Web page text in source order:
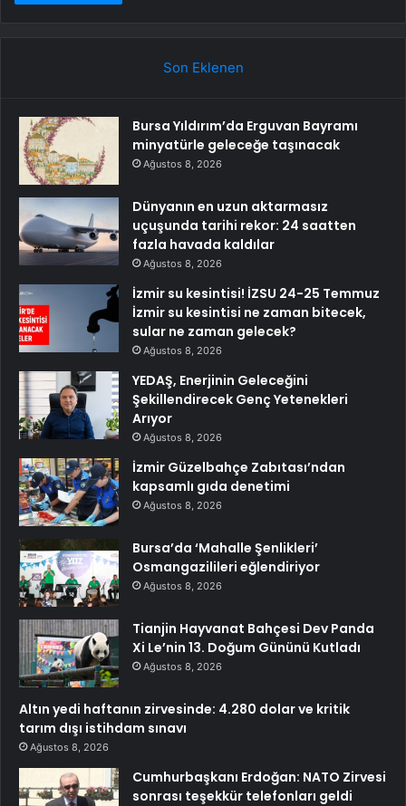
Son Eklenen
Bursa Yıldırım’da Erguvan Bayramı
minyatürle geleceğe taşınacak
Ağustos 8, 2026
Dünyanın en uzun aktarmasız
uçuşunda tarihi rekor: 24 saatten
fazla havada kaldılar
Ağustos 8, 2026
İzmir su kesintisi! İZSU 24-25 Temmuz
İzmir su kesintisi ne zaman bitecek,
sular ne zaman gelecek?
Ağustos 8, 2026
YEDAŞ, Enerjinin Geleceğini
Şekillendirecek Genç Yetenekleri
Arıyor
Ağustos 8, 2026
İzmir Güzelbahçe Zabıtası’ndan
kapsamlı gıda denetimi
Ağustos 8, 2026
Bursa’da ‘Mahalle Şenlikleri’
Osmangazilileri eğlendiriyor
Ağustos 8, 2026
Tianjin Hayvanat Bahçesi Dev Panda
Xi Le’nin 13. Doğum Gününü Kutladı
Ağustos 8, 2026
Altın yedi haftanın zirvesinde: 4.280 dolar ve kritik
tarım dışı istihdam sınavı
Ağustos 8, 2026
Cumhurbaşkanı Erdoğan: NATO Zirvesi
sonrası teşekkür telefonları geldi